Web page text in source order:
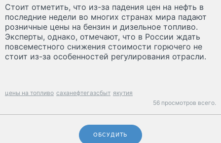
Стоит отметить, что из-за падения цен на нефть в
последние недели во многих странах мира падают
розничные цены на бензин и дизельное топливо.
Эксперты, однако, отмечают, что в России ждать
повсеместного снижения стоимости горючего не
стоит из-за особенностей регулирования отрасли.
цены на топливо саханефтегазсбыт якутия
56 просмотров всего.
ОБСУДИТЬ